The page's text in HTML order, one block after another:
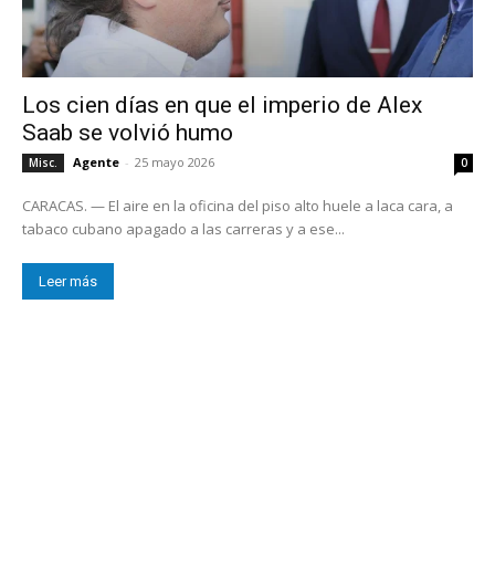
Los cien días en que el imperio de Alex
Saab se volvió humo
Misc. Agente - 25 mayo 2026 0
CARACAS. — El aire en la oficina del piso alto huele a laca cara, a
tabaco cubano apagado a las carreras y a ese...
Leer más